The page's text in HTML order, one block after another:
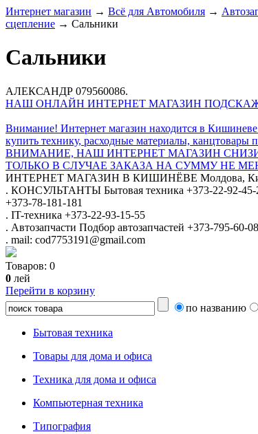
Интернет магазин → Всё для Автомобиля →
сцепление → Сальники
Сальники
АЛЕКСАНДР 079560086.
НАШ ОНЛАЙН ИНТЕРНЕТ МАГАЗИН
Внимание! Интернет магазин находится в
купить технику, расходные материалы,
ВНИМАНИЕ, НАШ ИНТЕРНЕТ МАГАЗИН
ТОЛЬКО В СЛУЧАЕ ЗАКАЗА НА СУММУ НЕ
ИНТЕРНЕТ МАГАЗИН В КИШИНЁВЕ Молдова,
. КОНСУЛЬТАНТЫ Бытовая техника +373-22-92-45-
+373-78-181-181
. IT-техника +373-22-93-15-55
. Автозапчасти Подбор автозапчастей +373-795-60-
. mail: cod7753191@gmail.com
Товаров: 0
0 лей
Перейти в корзину
по названию
Бытовая техника
Товары для дома и офиса
Техника для дома и офиса
Компьютерная техника
Типография